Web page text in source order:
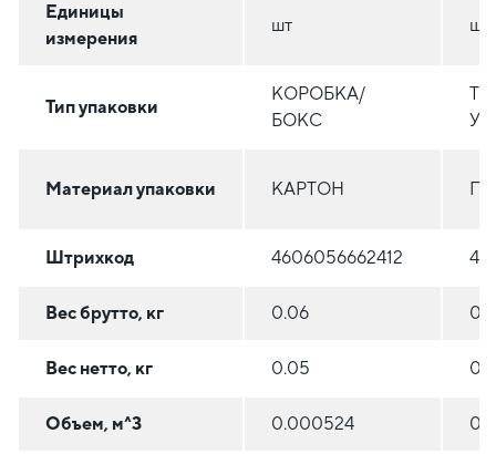
Единицы
измерения
шт шт
Тип упаковки
КОРОБКА/
БОКС
Материал упаковки КАРТОН
Штрихкод 4606056662412
Вес брутто, кг 0.06 0.6
Вес нетто, кг 0.05 0.5
Объем, м^3 0.000524